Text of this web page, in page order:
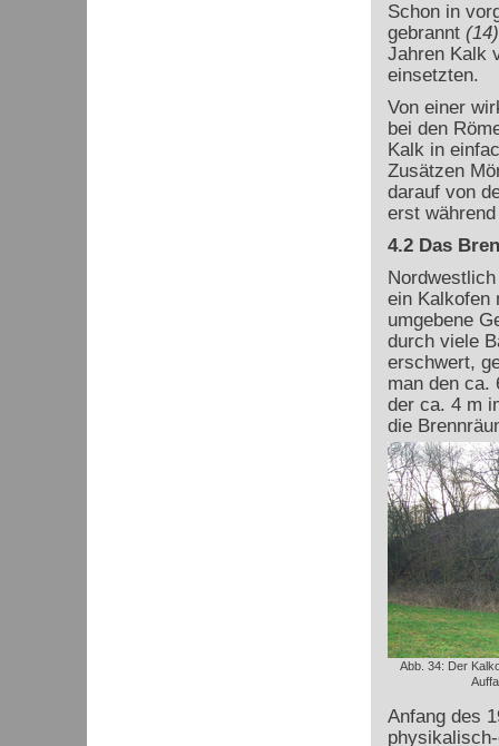
Schon in
gebrannt
Jahren Kalk
einsetzten.
Von einer
bei den
Kalk in
Zusätzen
darauf von
erst
4.2 Das
ein Kalkofen
umgebene
durch viele
erschwert,
man den ca.
der ca. 4 m
die
Abb. 34: Der
Anfang des